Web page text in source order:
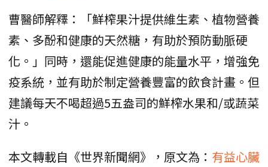
曹醫師解釋：「鮮榨果汁提供維生素、植物營養
素、多酚和健康的天然糖，有助於預防動脈硬
化。」同時，還能促進健康的能量水平，增強免
疫系統，並有助於制定營養豐富的飲食計畫。但
建議每天不喝超過5五盎司的鮮榨水果和/或蔬菜
汁。
本文轉載自《世界新聞網》，原文為： 有益心臟